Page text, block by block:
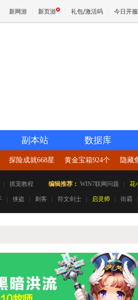
新网游 新页游 礼包/激活码 今日开服
副本站 数据库
探险成就668星 黄金宝箱924个 隐藏
抓宠教程 编辑推荐： WIN7联网问题 花
侠盗 刺客 符文剑士 启灵师 街霸